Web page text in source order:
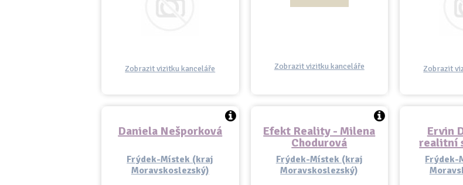
Zobrazit vizitku kanceláře Zobrazit vizitku kanceláře Zobrazit
Daniela Nešporková
Frýdek-Místek (kraj
Moravskoslezský)
Efekt Reality - Milena
Chodurová
Frýdek-Místek (kraj
Moravskoslezský)
Ervin
realitní
Frýdek-